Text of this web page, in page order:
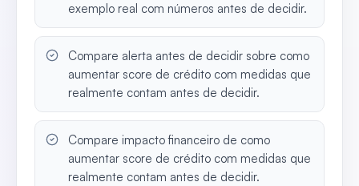
exemplo real com números antes de decidir.
Compare alerta antes de decidir sobre como
aumentar score de crédito com medidas que
realmente contam antes de decidir.
Compare impacto financeiro de como
aumentar score de crédito com medidas que
realmente contam antes de decidir.